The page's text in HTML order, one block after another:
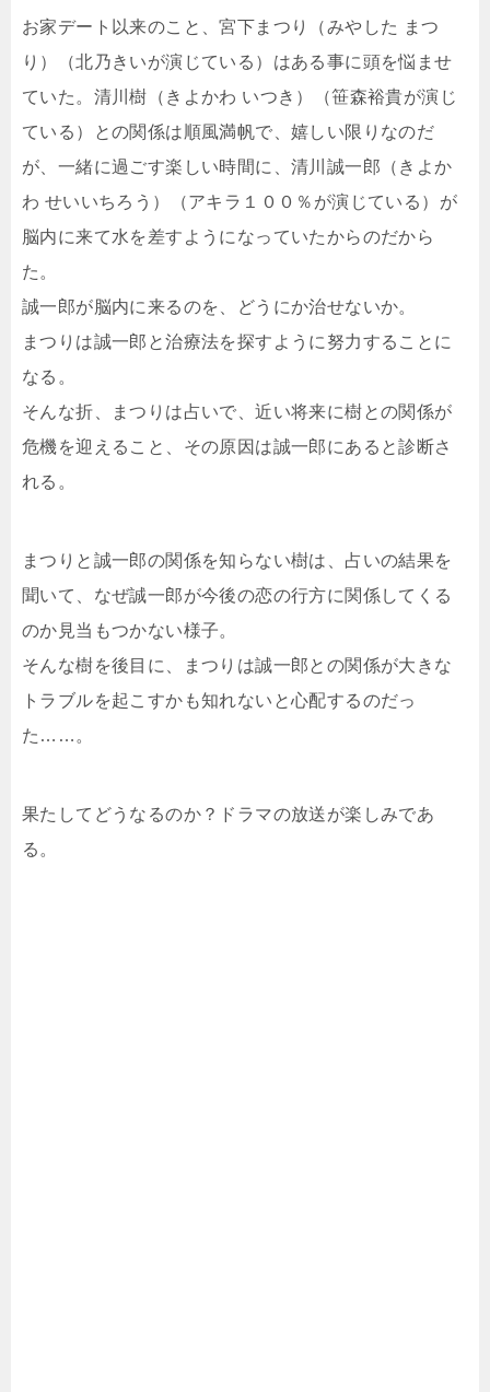
お家デート以来のこと、宮下まつり（みやした まつ
り）（北乃きいが演じている）はある事に頭を悩ませ
ていた。清川樹（きよかわ いつき）（笹森裕貴が演じ
ている）との関係は順風満帆で、嬉しい限りなのだ
が、一緒に過ごす楽しい時間に、清川誠一郎（きよか
わ せいいちろう）（アキラ１００％が演じている）が
脳内に来て水を差すようになっていたからのだから
た。
誠一郎が脳内に来るのを、どうにか治せないか。
まつりは誠一郎と治療法を探すように努力することに
なる。
そんな折、まつりは占いで、近い将来に樹との関係が
危機を迎えること、その原因は誠一郎にあると診断さ
れる。
まつりと誠一郎の関係を知らない樹は、占いの結果を
聞いて、なぜ誠一郎が今後の恋の行方に関係してくる
のか見当もつかない様子。
そんな樹を後目に、まつりは誠一郎との関係が大きな
トラブルを起こすかも知れないと心配するのだっ
た……。
果たしてどうなるのか？ドラマの放送が楽しみであ
る。